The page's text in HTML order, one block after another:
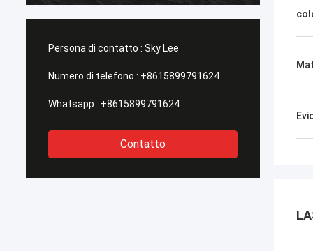
Persona di contatto : Sky Lee
Numero di telefono : +8615899791624
Whatsapp : +8615899791624
Contatto